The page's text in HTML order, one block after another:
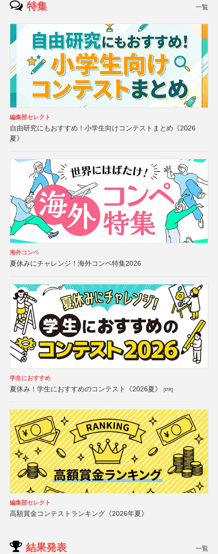
特集 一覧
編集部セレクト
自由研究にもおすすめ！小学生向けコンテストまとめ《2026
夏》
海外コンペ
夏休みにチャレンジ！海外コンペ特集2026
学生におすすめ
夏休み！学生におすすめのコンテスト《2026夏》 [PR]
編集部セレクト
高額賞金コンテストランキング《2026年夏》
結果発表 一覧